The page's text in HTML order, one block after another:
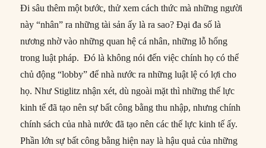
Đi sâu thêm một bước, thử xem cách thức mà những người
này “nhân” ra những tài sản ấy là ra sao? Đại đa số là
nương nhờ vào những quan hệ cá nhân, những lỗ hổng
trong luật pháp. Đó là không nói đến việc chính họ có thể
chủ động “lobby” để nhà nước ra những luật lệ có lợi cho
họ. Như Stiglitz nhận xét, dù ngoài mặt thì những thế lực
kinh tế đã tạo nên sự bất công bằng thu nhập, nhưng chính
chính sách của nhà nước đã tạo nên các thế lực kinh tế ấy.
Phần lớn sự bất công bằng hiện nay là hậu quả của những